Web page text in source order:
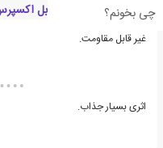
چی بخونم؟
نکوداشت های کتاب کابل
غیر قابل مقاومت.
اثری بسیار جذاب.